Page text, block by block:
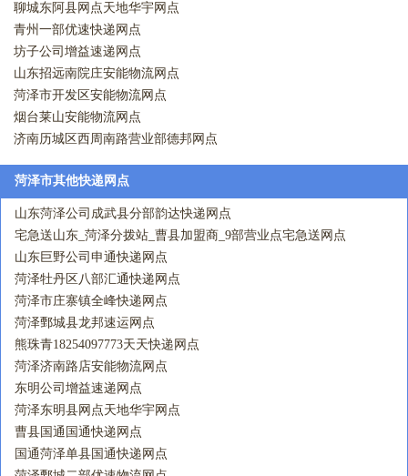
聊城东阿县网点天地华宇网点
青州一部优速快递网点
坊子公司增益速递网点
山东招远南院庄安能物流网点
菏泽市开发区安能物流网点
烟台莱山安能物流网点
济南历城区西周南路营业部德邦网点
菏泽市其他快递网点
山东菏泽公司成武县分部韵达快递网点
宅急送山东_菏泽分拨站_曹县加盟商_9部营业点宅急送网点
山东巨野公司申通快递网点
菏泽牡丹区八部汇通快递网点
菏泽市庄寨镇全峰快递网点
菏泽鄄城县龙邦速运网点
熊珠青18254097773天天快递网点
菏泽济南路店安能物流网点
东明公司增益速递网点
菏泽东明县网点天地华宇网点
曹县国通国通快递网点
国通菏泽单县国通快递网点